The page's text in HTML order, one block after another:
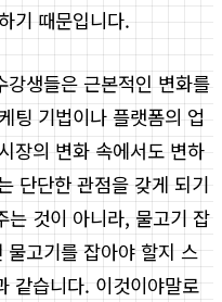
기 때문입니다.
생들은 근본적인 변화를
팅 기법이나 플랫폼의 업
장의 변화 속에서도 변하
단단한 관점을 갖게 되기
는 것이 아니라, 물고기 잡
고기를 잡아야 할지 스
같습니다. 이것이야말로